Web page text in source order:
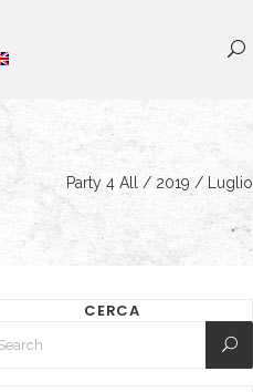
Party 4 All / 2019 / Luglio
CERCA